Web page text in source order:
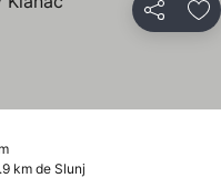
Partilhar
km de Slunj